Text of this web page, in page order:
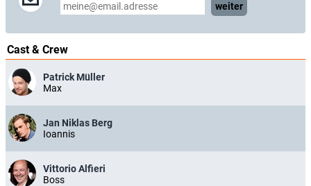
weiter
Cast & Crew
Patrick Müller
Max
Jan Niklas Berg
Ioannis
Vittorio Alfieri
Boss